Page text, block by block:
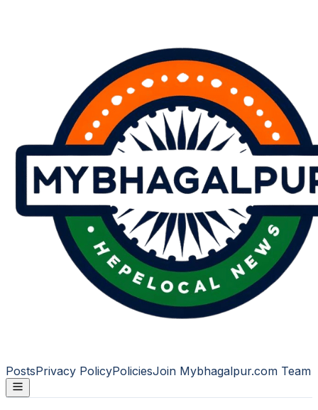
PostsPrivacy PolicyPoliciesJoin Mybhagalpur.com Team